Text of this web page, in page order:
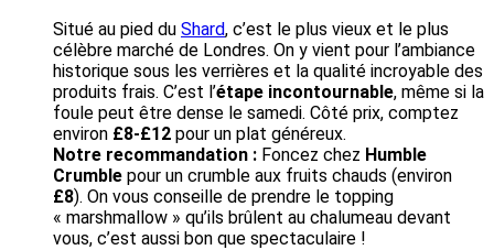
Situé au pied du Shard, c’est le plus vieux et le plus
célèbre marché de Londres. On y vient pour l’ambiance
historique sous les verrières et la qualité incroyable des
produits frais. C’est l’étape incontournable, même si la
foule peut être dense le samedi. Côté prix, comptez
environ £8-£12 pour un plat généreux.
Notre recommandation : Foncez chez Humble
Crumble pour un crumble aux fruits chauds (environ
£8). On vous conseille de prendre le topping
« marshmallow » qu’ils brûlent au chalumeau devant
vous, c’est aussi bon que spectaculaire !